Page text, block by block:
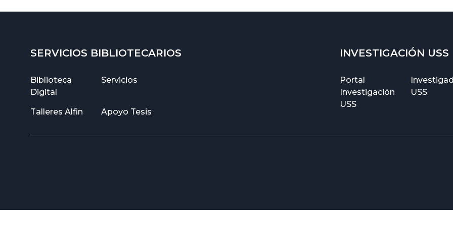
SERVICIOS BIBLIOTECARIOS
Biblioteca
Digital
Servicios
Talleres Alfin Apoyo Tesis
INVESTIGACIÓN USS
Portal
Investigación
USS
USS